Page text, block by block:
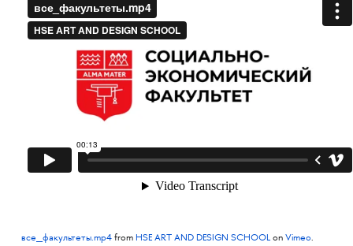
все_факультеты.mp4from HSE ART AND DESIGN SCHOOLon Vimeo.